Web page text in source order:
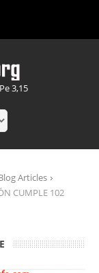
3,15
Articles
CUMPLE 102